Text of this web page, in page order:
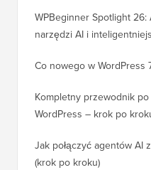
WPBeginner Spotlight
narzędzi AI i
Co nowego w WordPress
Kompletny przewodnik
WordPress – krok po
Jak połączyć agentów AI
(krok po kroku)